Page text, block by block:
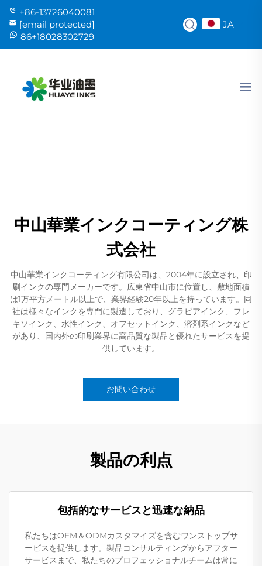
+86-13726040081
[email protected]
86+18028302729
JA
中山華業インクコーティング株
式会社
中山華業インクコーティング有限公司は、2004年に設立され、印
刷インクの専門メーカーです。広東省中山市に位置し、敷地面積
は1万平方メートル以上で、業界経験20年以上を持っています。同
社は様々なインクを専門に製造しており、グラビアインク、フレ
キソインク、水性インク、オフセットインク、溶剤系インクなど
があり、国内外の印刷業界に高品質な製品と優れたサービスを提
供しています。
お問い合わせ
製品の利点
包括的なサービスと迅速な納品
私たちはOEM＆ODMカスタマイズを含むワンストップサ
ービスを提供します。製品コンサルティングからアフター
サービスまで、私たちのプロフェッショナルチームは常に